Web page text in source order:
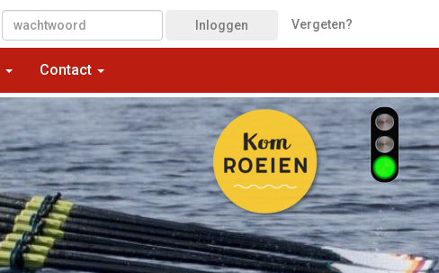
Inloggen Vergeten?
Contact